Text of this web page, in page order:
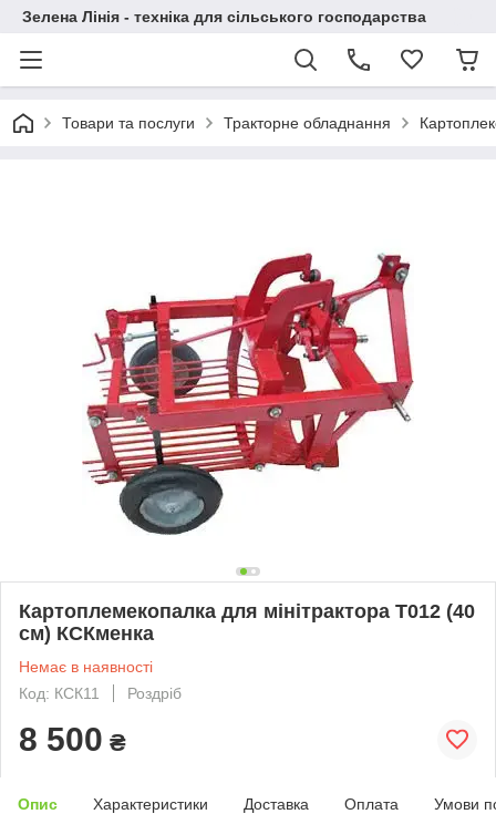
Зелена Лінія - техніка для сільського господарства
Товари та послуги Тракторне обладнання
Картоплемекопалка для мінітрактора Т012 (40
см) КСКменка
Немає в наявності
Код: КСК11
Роздріб
8 500 ₴
Опис Характеристики Доставка Оплата Умови